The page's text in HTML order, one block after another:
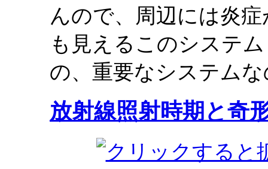
んので、周辺には炎
も見えるこのシステ
の、重要なシステム
放射線照射時期と奇